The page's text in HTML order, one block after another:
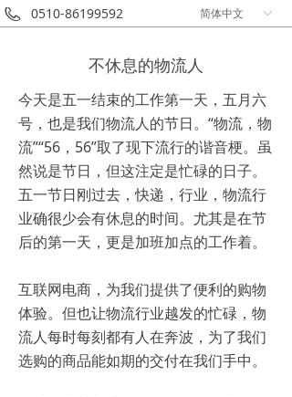
0510-86199592 ꀅ
简体中文
不休息的物流人
今天是五一结束的工作第一天，五月六
号，也是我们物流人的节日。“物流，物
流”“56，56”取了现下流行的谐音梗。虽
然说是节日，但这注定是忙碌的日子。
五一节日刚过去，快递，行业，物流行
业确很少会有休息的时间。尤其是在节
后的第一天，更是加班加点的工作着。
互联网电商，为我们提供了便利的购物
体验。但也让物流行业越发的忙碌，物
流人每时每刻都有人在奔波，为了我们
选购的商品能如期的交付在我们手中。